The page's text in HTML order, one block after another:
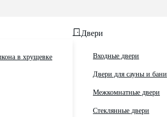
в хрущевке
Двери
Входные двери
Двери для сауны и бани
Межкомнатные двери
Стеклянные двери